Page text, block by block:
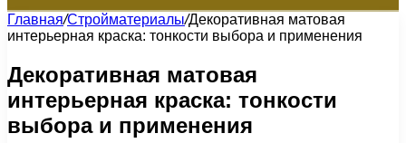
Главная/Стройматериалы/Декоративная матовая
интерьерная краска: тонкости выбора и применения
Декоративная матовая
интерьерная краска: тонкости
выбора и применения